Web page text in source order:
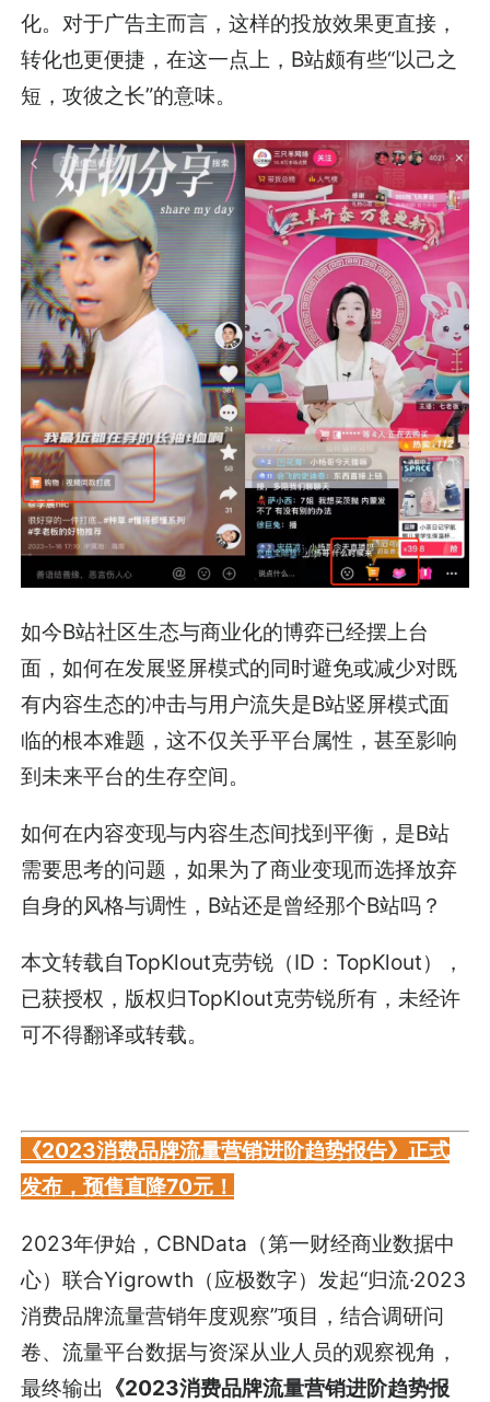
化。对于广告主而言，这样的投放效果更直接，
转化也更便捷，在这一点上，B站颇有些“以己之
短，攻彼之长”的意味。
如今B站社区生态与商业化的博弈已经摆上台
面，如何在发展竖屏模式的同时避免或减少对既
有内容生态的冲击与用户流失是B站竖屏模式面
临的根本难题，这不仅关乎平台属性，甚至影响
到未来平台的生存空间。
如何在内容变现与内容生态间找到平衡，是B站
需要思考的问题，如果为了商业变现而选择放弃
自身的风格与调性，B站还是曾经那个B站吗？
本文转载自TopKlout克劳锐（ID：TopKlout），
已获授权，版权归TopKlout克劳锐所有，未经许
可不得翻译或转载。
《2023消费品牌流量营销进阶趋势报告》正式
发布，预售直降70元！
2023年伊始，CBNData（第一财经商业数据中
心）联合Yigrowth（应极数字）发起“归流·2023
消费品牌流量营销年度观察”项目，结合调研问
卷、流量平台数据与资深从业人员的观察视角，
最终输出 《2023消费品牌流量营销进阶趋势报